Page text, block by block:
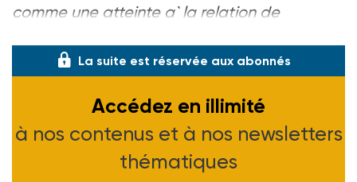
comme une atteinte a` la relation de
La suite est réservée aux abonnés
Accédez en illimité
à nos contenus et à nos newsletters
thématiques